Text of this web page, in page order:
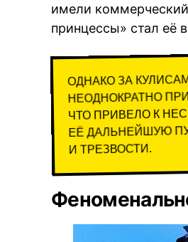
имели
принцессы» стал её
ОДНАКО ЗА
НЕОДНОКРАТНО
ЧТО ПРИВЕЛО К
ЕЁ ДАЛЬНЕЙШУЮ
И ТРЕЗВОСТИ.